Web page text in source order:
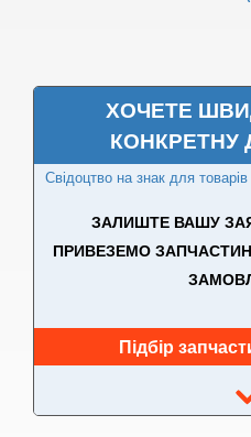
EV9
Magentis II (MG)
Magentis III (TF)
Niro (DE)
ХОЧЕТЕ
КОНКРЕТНУ
Свідоцтво на знак для товарів
ЗАЛИШТЕ ВАШУ
ПРИВЕЗЕМО
Підбір